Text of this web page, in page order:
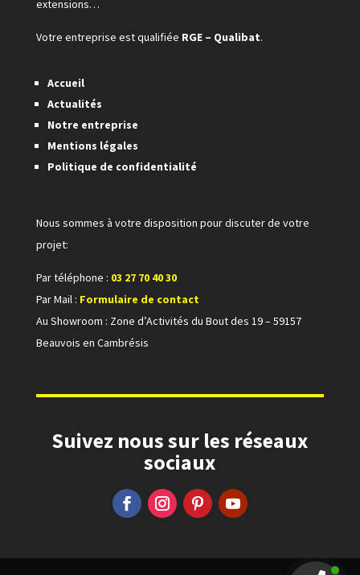
extensions…
Votre entreprise est qualifiée RGE – Qualibat.
Accueil
Actualités
Notre entreprise
Mentions légales
Politique de confidentialité
Nous sommes à votre disposition pour discuter de votre
projet:
Par téléphone : 03 27 70 40 30
Par Mail : Formulaire de contact
Au Showroom : Zone d’Activités du Bout des 19 –59157
Beauvois en Cambrésis
Suivez nous sur les réseaux
sociaux